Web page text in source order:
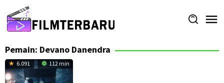
ke
konten
Pemain: Devano Danendra
6.091 112 min